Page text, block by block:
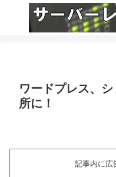
ワードプレス、
所に！
記事内に広